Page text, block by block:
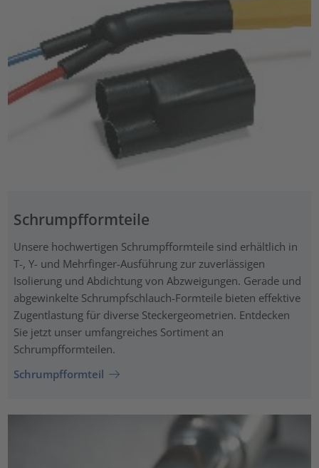
Schrumpfformteile
Unsere hochwertigen Schrumpfformteile sind erhältlich in
T-, Y- und Mehrfinger-Ausführung zur zuverlässigen
Isolierung und Abdichtung von Abzweigungen. Gerade und
abgewinkelte Schrumpfschlauch-Formteile bieten effektive
Zugentlastung für diverse Steckergeometrien. Entdecken
Sie jetzt unser umfangreiches Sortiment an
Schrumpfformteilen.
Schrumpfformteil